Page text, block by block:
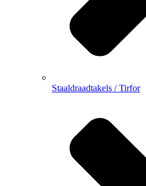
Staaldraadtakels / Tirfor